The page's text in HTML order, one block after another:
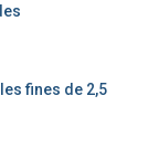
fines de 2,5